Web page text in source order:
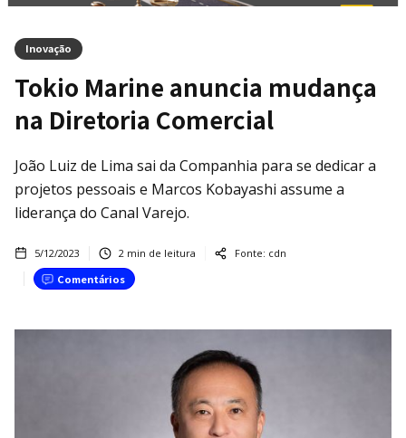
Inovação
Tokio Marine anuncia mudança
na Diretoria Comercial
João Luiz de Lima sai da Companhia para se dedicar a
projetos pessoais e Marcos Kobayashi assume a
liderança do Canal Varejo.
5/12/2023 2 min de leitura Fonte: cdn
Comentários